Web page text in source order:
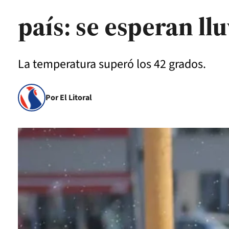
país: se esperan
La temperatura superó los 42 grados.
Por El Litoral